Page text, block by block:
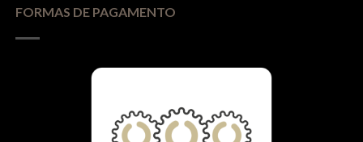
FORMAS DE PAGAMENTO